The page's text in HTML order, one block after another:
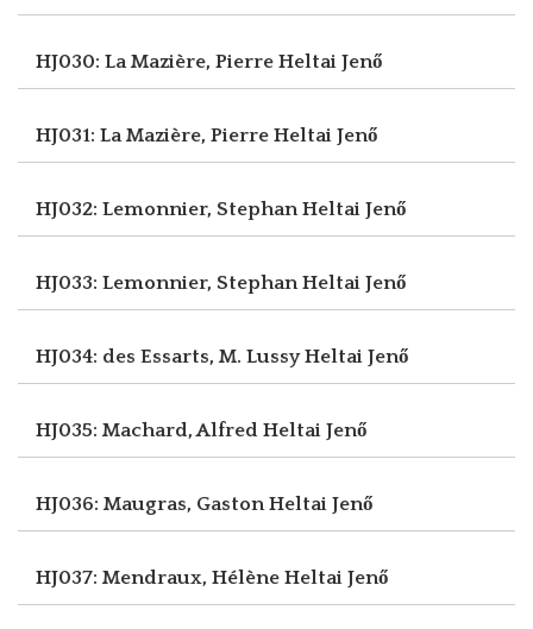
HJ030: La Mazière, Pierre Heltai Jenő
HJ031: La Mazière, Pierre Heltai Jenő
HJ032: Lemonnier, StephanHeltai Jenő
HJ033: Lemonnier, StephanHeltai Jenő
HJ034: des Essarts, M. LussyHeltai Jenő
HJ035: Machard, Alfred Heltai Jenő
HJ036: Maugras, GastonHeltai Jenő
HJ037: Mendraux, Hélène Heltai Jenő